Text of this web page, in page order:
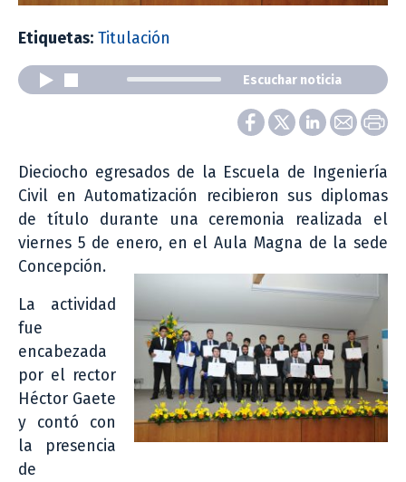
Etiquetas: Titulación
Escuchar noticia
Dieciocho egresados de la Escuela de Ingeniería
Civil en Automatización recibieron sus diplomas
de título durante una ceremonia realizada el
viernes 5 de enero, en el Aula Magna de la sede
Concepción.
La actividad
fue
encabezada
por el rector
Héctor Gaete
y contó con
la presencia
de